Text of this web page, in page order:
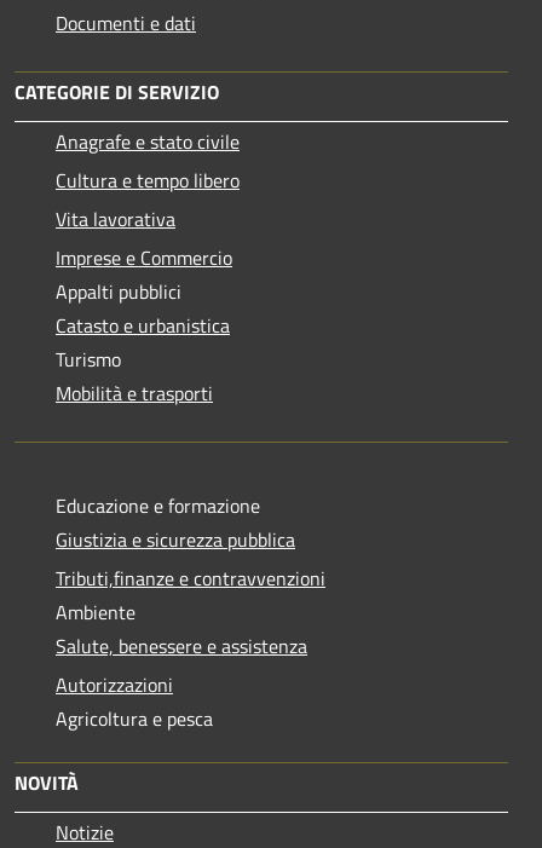
Documenti e dati
CATEGORIE DI SERVIZIO
Anagrafe e stato civile
Cultura e tempo libero
Vita lavorativa
Imprese e Commercio
Appalti pubblici
Catasto e urbanistica
Turismo
Mobilità e trasporti
Educazione e formazione
Giustizia e sicurezza pubblica
Tributi,finanze e contravvenzioni
Ambiente
Salute, benessere e assistenza
Autorizzazioni
Agricoltura e pesca
NOVITÀ
Notizie